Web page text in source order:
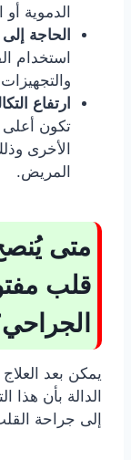
الدموية
الحاجة
استخدام
ارتفاع
تكون أعلى
الأخرى
المريض.
متى
قلب
يمكن بعد
الدالة بأن هذا
إلى جراحة